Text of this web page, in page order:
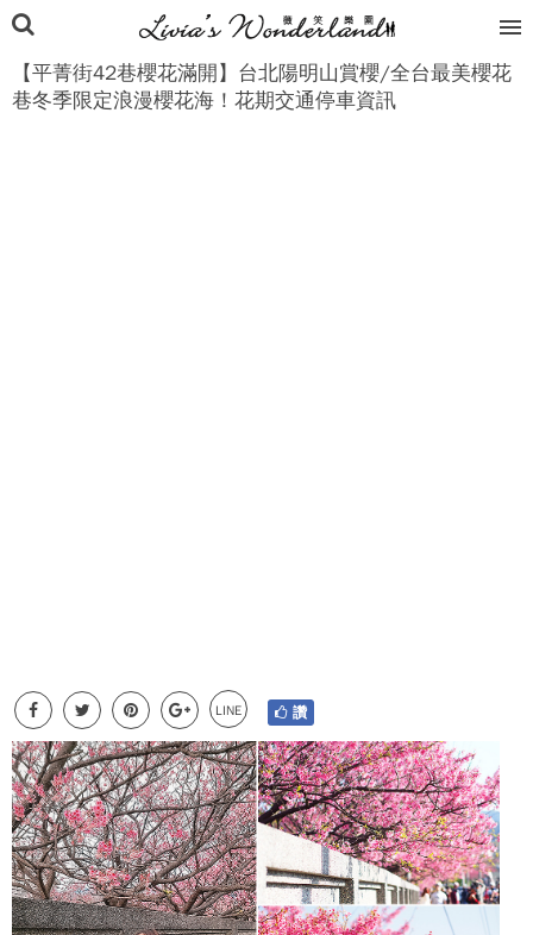
【平菁街42巷櫻花滿開】台北陽明山賞櫻/全台最美櫻花
巷冬季限定浪漫櫻花海！花期交通停車資訊
LINE 讚